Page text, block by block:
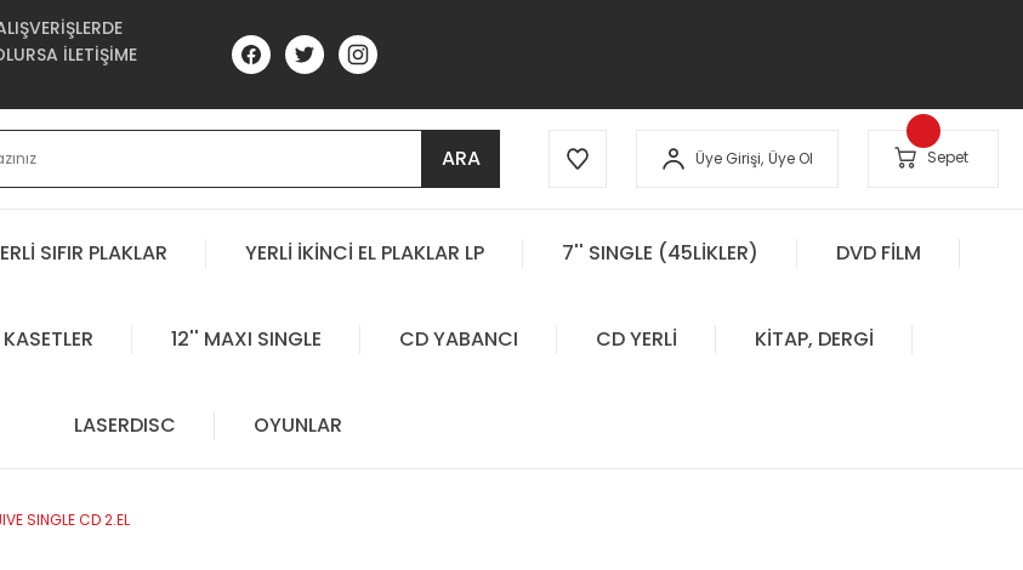
İLETİŞİME
ARA Üye Girişi, Üye Ol Sepet
SIFIR PLAKLAR YERLİ İKİNCİ EL PLAKLAR LP 7'' SINGLE (45LİKLER) DVD FİLM
KASETLER 12'' MAXI SINGLE CD YABANCI CD YERLİ KİTAP, DERGİ
LASERDISC OYUNLAR
SINGLE CD 2.EL